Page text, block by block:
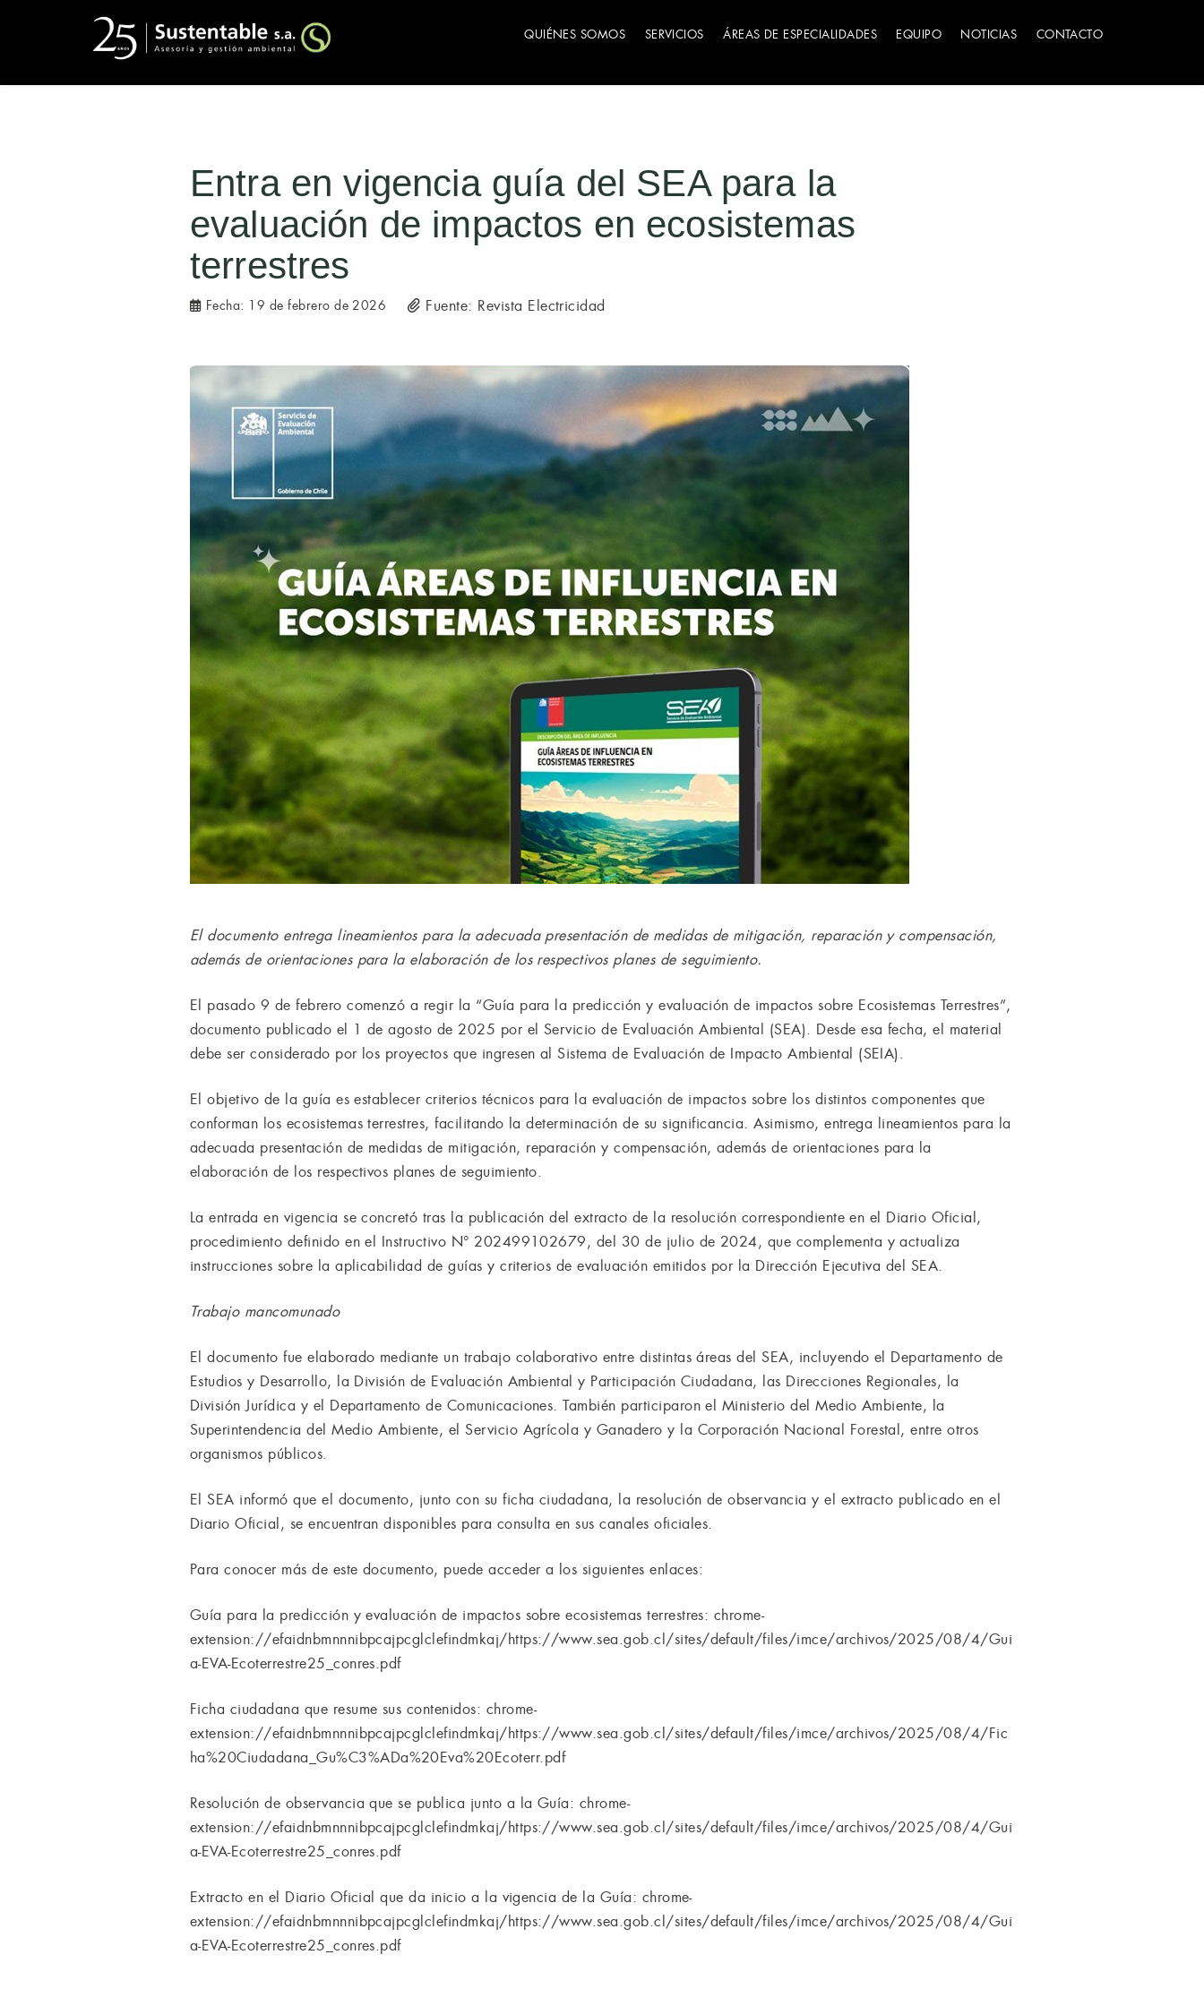
QUIÉNES SOMOS SERVICIOS ÁREAS DE ESPECIALIDADES EQUIPO NOTICIAS CONTACTO
Entra en vigencia guía del SEA para la
evaluación de impactos en ecosistemas
terrestres
Fecha: 19 de febrero de 2026 Fuente: Revista Electricidad
El documento entrega lineamientos para la adecuada presentación de medidas de mitigación, reparación y compensación,
además de orientaciones para la elaboración de los respectivos planes de seguimiento.
El pasado 9 de febrero comenzó a regir la “Guía para la predicción y evaluación de impactos sobre Ecosistemas Terrestres”,
documento publicado el 1 de agosto de 2025 por el Servicio de Evaluación Ambiental (SEA). Desde esa fecha, el material
debe ser considerado por los proyectos que ingresen al Sistema de Evaluación de Impacto Ambiental (SEIA).
El objetivo de la guía es establecer criterios técnicos para la evaluación de impactos sobre los distintos componentes que
conforman los ecosistemas terrestres, facilitando la determinación de su significancia. Asimismo, entrega lineamientos para la
adecuada presentación de medidas de mitigación, reparación y compensación, además de orientaciones para la
elaboración de los respectivos planes de seguimiento.
La entrada en vigencia se concretó tras la publicación del extracto de la resolución correspondiente en el Diario Oficial,
procedimiento definido en el Instructivo N° 202499102679, del 30 de julio de 2024, que complementa y actualiza
instrucciones sobre la aplicabilidad de guías y criterios de evaluación emitidos por la Dirección Ejecutiva del SEA.
Trabajo mancomunado
El documento fue elaborado mediante un trabajo colaborativo entre distintas áreas del SEA, incluyendo el Departamento de
Estudios y Desarrollo, la División de Evaluación Ambiental y Participación Ciudadana, las Direcciones Regionales, la
División Jurídica y el Departamento de Comunicaciones. También participaron el Ministerio del Medio Ambiente, la
Superintendencia del Medio Ambiente, el Servicio Agrícola y Ganadero y la Corporación Nacional Forestal, entre otros
organismos públicos.
El SEA informó que el documento, junto con su ficha ciudadana, la resolución de observancia y el extracto publicado en el
Diario Oficial, se encuentran disponibles para consulta en sus canales oficiales.
Para conocer más de este documento, puede acceder a los siguientes enlaces:
Guía para la predicción y evaluación de impactos sobre ecosistemas terrestres: chrome-
extension://efaidnbmnnnibpcajpcglclefindmkaj/https://www.sea.gob.cl/sites/default/files/imce/archivos/2025/08/4/Gui
a-EVA-Ecoterrestre25_conres.pdf
Ficha ciudadana que resume sus contenidos: chrome-
extension://efaidnbmnnnibpcajpcglclefindmkaj/https://www.sea.gob.cl/sites/default/files/imce/archivos/2025/08/4/Fic
ha%20Ciudadana_Gu%C3%ADa%20Eva%20Ecoterr.pdf
Resolución de observancia que se publica junto a la Guía: chrome-
extension://efaidnbmnnnibpcajpcglclefindmkaj/https://www.sea.gob.cl/sites/default/files/imce/archivos/2025/08/4/Gui
a-EVA-Ecoterrestre25_conres.pdf
Extracto en el Diario Oficial que da inicio a la vigencia de la Guía: chrome-
extension://efaidnbmnnnibpcajpcglclefindmkaj/https://www.sea.gob.cl/sites/default/files/imce/archivos/2025/08/4/Gui
a-EVA-Ecoterrestre25_conres.pdf